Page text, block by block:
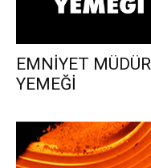
EMNİYET
YEMEĞİ